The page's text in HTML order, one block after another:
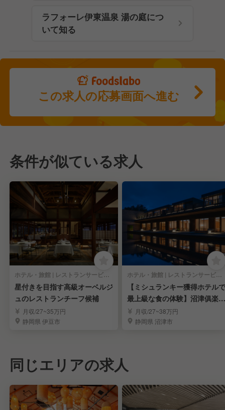
ラフォーレ伊東温泉 湯の庭につ
いて知る
この求人の応募画面へ進む
条件が似ている求人
ホテル・旅館 | レストランサービス・ホールスタッフ
星付きを目指す高級オーベルジ
ュのレストランチーフ候補
月収/27~35万円
静岡県 伊豆市
ホテル・旅館 | レストランサービス・ホールスタッフ
【ミシュランキー獲得ホテルで
最上級な食の体験】沼津俱楽部
ホールスタッフ募集
月収/27~38万円
静岡県 沼津市
同じエリアの求人